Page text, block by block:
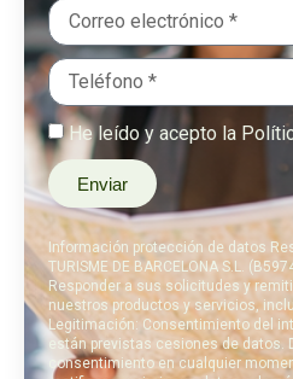
He leído y acepto la
Enviar
Información protección de datos
TURISME DE BARCELONA S.L.
Responder a sus solicitudes y
nuestros productos y servicios,
Legitimación: Consentimiento del
están previstas cesiones de datos.
consentimiento en cualquier